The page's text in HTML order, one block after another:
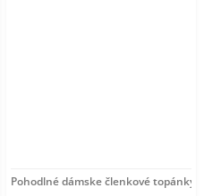
Pohodlné dámske členkové topánky